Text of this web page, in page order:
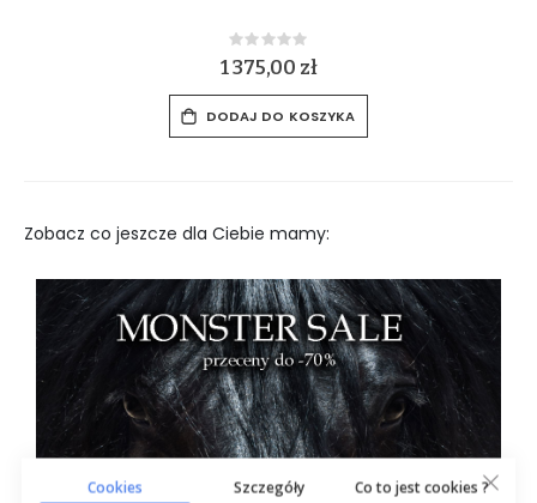
Rating:
0%
1 050,00 zł
DODAJ DO KOSZYKA
Zobacz co jeszcze dla Ciebie mamy:
Cookies Szczegóły Co to jest cookies ?